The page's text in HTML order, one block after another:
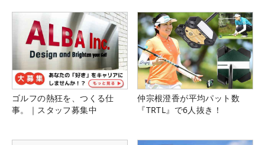
ゴルフの熱狂を、つくる仕
事。｜スタッフ募集中
仲宗根澄香が平均パット数
『TRTL』で6人抜き！